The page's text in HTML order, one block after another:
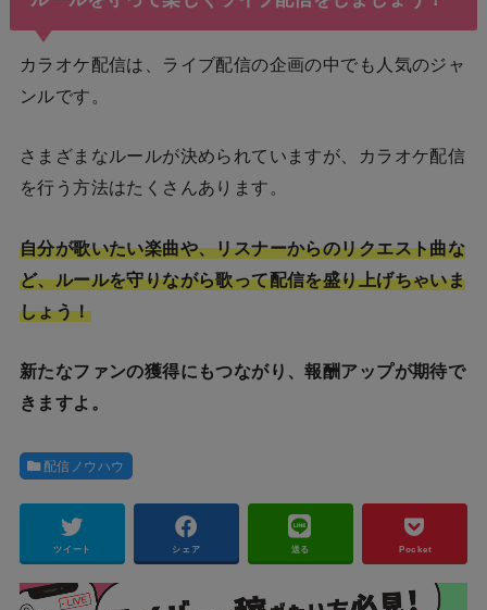
カラオケ配信は、ライブ配信の企画の中でも人気のジャ
ンルです。
さまざまなルールが決められていますが、カラオケ配信
を行う方法はたくさんあります。
自分が歌いたい楽曲や、リスナーからのリクエスト曲な
ど、ルールを守りながら歌って配信を盛り上げちゃいま
しょう！
新たなファンの獲得にもつながり、報酬アップが期待で
きますよ。
配信ノウハウ
ツイート シェア 送る Pocket